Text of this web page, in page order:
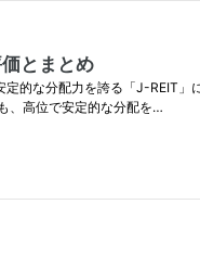
とまとめ
的な分配力を誇る「J-REIT
、高位で安定的な分配を…